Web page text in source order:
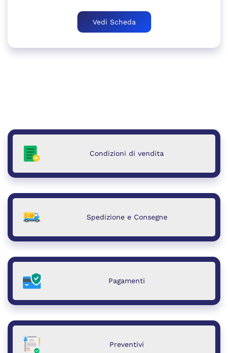
Vedi Scheda
Condizioni di vendita
Spedizione e Consegne
Pagamenti
Preventivi